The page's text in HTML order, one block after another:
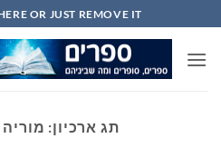
to
content
OR JUST REMOVE IT...
תג ארכיון: